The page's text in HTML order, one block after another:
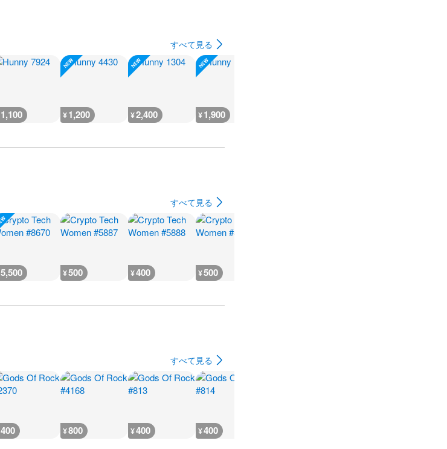
すべて見る
1,100 ¥1,200 ¥2,400 ¥1,900
すべて見る
5,500 ¥500 ¥400 ¥500
すべて見る
400 ¥800 ¥400 ¥400